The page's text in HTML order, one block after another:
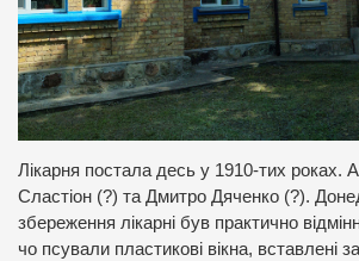
Лікарня постала десь у 1910-тих роках.
Сластіон (?) та Дмитро Дяченко (?).
збереження лікарні був практично
чо псували пластикові вікна, вставлені